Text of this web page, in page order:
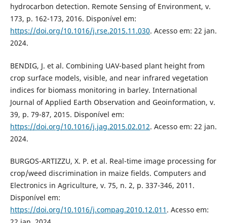
hydrocarbon detection. Remote Sensing of Environment, v.
173, p. 162-173, 2016. Disponível em:
https://doi.org/10.1016/j.rse.2015.11.030. Acesso em: 22 jan.
2024.
BENDIG, J. et al. Combining UAV-based plant height from
crop surface models, visible, and near infrared vegetation
indices for biomass monitoring in barley. International
Journal of Applied Earth Observation and Geoinformation, v.
39, p. 79-87, 2015. Disponível em:
https://doi.org/10.1016/j.jag.2015.02.012. Acesso em: 22 jan.
2024.
BURGOS-ARTIZZU, X. P. et al. Real-time image processing for
crop/weed discrimination in maize fields. Computers and
Electronics in Agriculture, v. 75, n. 2, p. 337-346, 2011.
Disponível em:
https://doi.org/10.1016/j.compag.2010.12.011 . Acesso em: